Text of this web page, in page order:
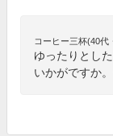
コーヒー三杯(40代
ゆったりとし
いかがですか